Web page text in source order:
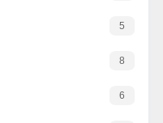
5
8
6